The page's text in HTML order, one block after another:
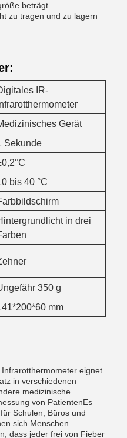
beträgt
zu tragen und zu lagern
IR-
Gerät
Sekunde
bis 40 °C
in drei
350 g
mm
eignet
in verschiedenen
medizinische
von PatientenEs
Schulen, Büros und
sich Menschen
dass jeder frei von Fieber